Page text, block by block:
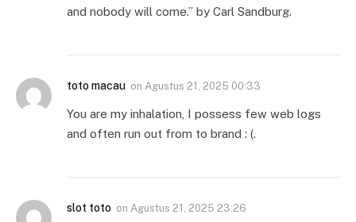
and nobody will come.” by Carl Sandburg.
toto macau on Agustus 21, 2025 00:33
You are my inhalation, I possess few web logs
and often run out from to brand : (.
slot toto on Agustus 21, 2025 23:26